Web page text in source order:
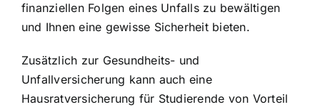
finanziellen Folgen eines Unfalls zu bewältigen
und Ihnen eine gewisse Sicherheit bieten.
Zusätzlich zur Gesundheits- und
Unfallversicherung kann auch eine
Hausratversicherung für Studierende von Vorteil